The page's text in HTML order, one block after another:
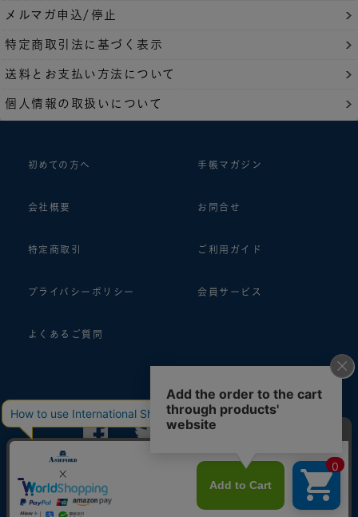
メルマガ申込/停止
特定商取引法に基づく表示
送料とお支払い方法について
個人情報の取扱いについて
初めての方へ 手帳マガジン
会社概要 お問合せ
特定商取引 ご利用ガイド
プライバシーポリシー 会員サービス
よくあるご質問
follow us!